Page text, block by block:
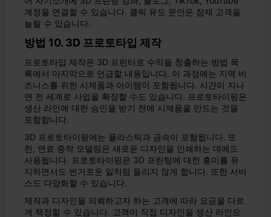
계정을 연결할 수 있습니다. 클릭 유도 문안은 잠재 고객을
늘릴 수 있습니다.
방법 10. 3D 프로토타입 제작
프로토타입 제작은 3D 프린터로 수익을 창출하는 방법 목
록에서 마지막으로 언급할 내용입니다. 이 과정에는 지역 비
즈니스를 위한 시제품과 아이템이 포함됩니다. 시간이 지나
면 전 세계로 사업을 확장할 수도 있습니다. 프로토타이핑은
생산 라인에 대한 승인을 받기 전에 시제품을 만드는 것을
포함합니다.
3D 프로토타이핑에는 플라스틱과 금속이 포함됩니다. 또
한, 연료 증착 모델링은 새로운 디자인을 인쇄하는 데에도
사용됩니다. 프로토타이핑은 3D 프린팅에 대한 흥미를 유
지하면서도 번거로운 일처럼 들리지 않게 합니다. 또한 서비
스도 다양화할 수 있습니다.
제작과 디자인을 의뢰하고자 하는 고객에 따라 요금을 다르
게 책정할 수 있습니다. 고객이 직접 디자인을 생산 라인으